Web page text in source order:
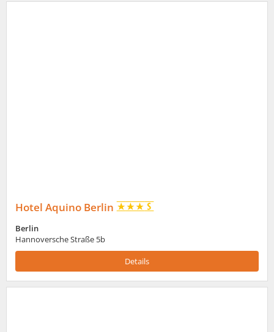
Hotel Aquino Berlin
Berlin
Hannoversche Straße 5b
Details